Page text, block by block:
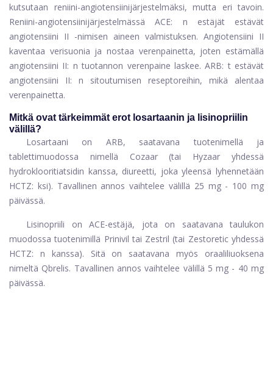
kutsutaan reniini-angiotensiinijärjestelmäksi, mutta eri tavoin.
Reniini-angiotensiinijärjestelmässä ACE: n estäjät estävät
angiotensiini II -nimisen aineen valmistuksen. Angiotensiini II
kaventaa verisuonia ja nostaa verenpainetta, joten estämällä
angiotensiini II: n tuotannon verenpaine laskee. ARB: t estävät
angiotensiini II: n sitoutumisen reseptoreihin, mikä alentaa
verenpainetta.
Mitkä ovat tärkeimmät erot losartaanin ja lisinopriilin
välillä?
Losartaani on ARB, saatavana tuotenimellä ja
tablettimuodossa nimellä Cozaar (tai Hyzaar yhdessä
hydroklooritiatsidin kanssa, diureetti, joka yleensä lyhennetään
HCTZ: ksi). Tavallinen annos vaihtelee välillä 25 mg - 100 mg
päivässä.
Lisinopriili on ACE-estäjä, jota on saatavana taulukon
muodossa tuotenimillä Prinivil tai Zestril (tai Zestoretic yhdessä
HCTZ: n kanssa). Sitä on saatavana myös oraaliliuoksena
nimeltä Qbrelis. Tavallinen annos vaihtelee välillä 5 mg - 40 mg
päivässä.